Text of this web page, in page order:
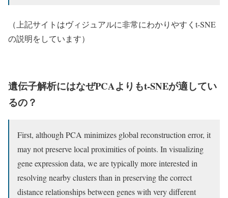
（上記サイトはヴィジュアルに非常にわかりやすくt-SNE
の説明をしています）
遺伝子解析にはなぜPCAよりもt-SNEが適してい
るの？
First, although PCA minimizes global reconstruction error, it
may not preserve local proximities of points. In visualizing
gene expression data, we are typically more interested in
resolving nearby clusters than in preserving the correct
distance relationships between genes with very different